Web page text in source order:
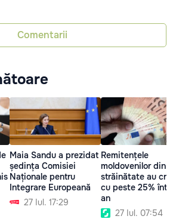
Comentarii
Maia Sandu a prezidat
ședința Comisiei
Naționale pentru
Integrare Europeană
27 Iul. 17:29
Remitențele
moldovenilor din
străinătate au
cu peste 25% într-
an
27 Iul. 07:54